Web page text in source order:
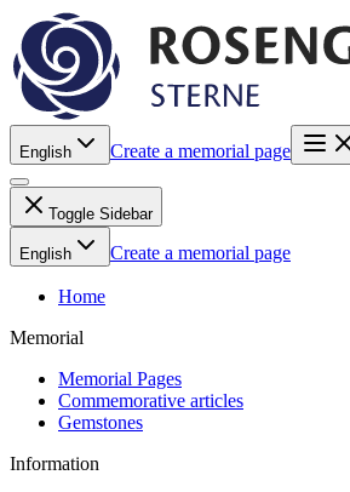
English Create a memorial page
Toggle Sidebar
English Create a memorial page
Home
Memorial
Memorial Pages
Commemorative articles
Gemstones
Information